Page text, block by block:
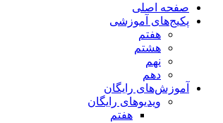
صفحه اصلی
پکیج‌های آموزشی
هفتم
هشتم
نهم
دهم
آموزش‌های رایگان
ویدیوهای رایگان
هفتم